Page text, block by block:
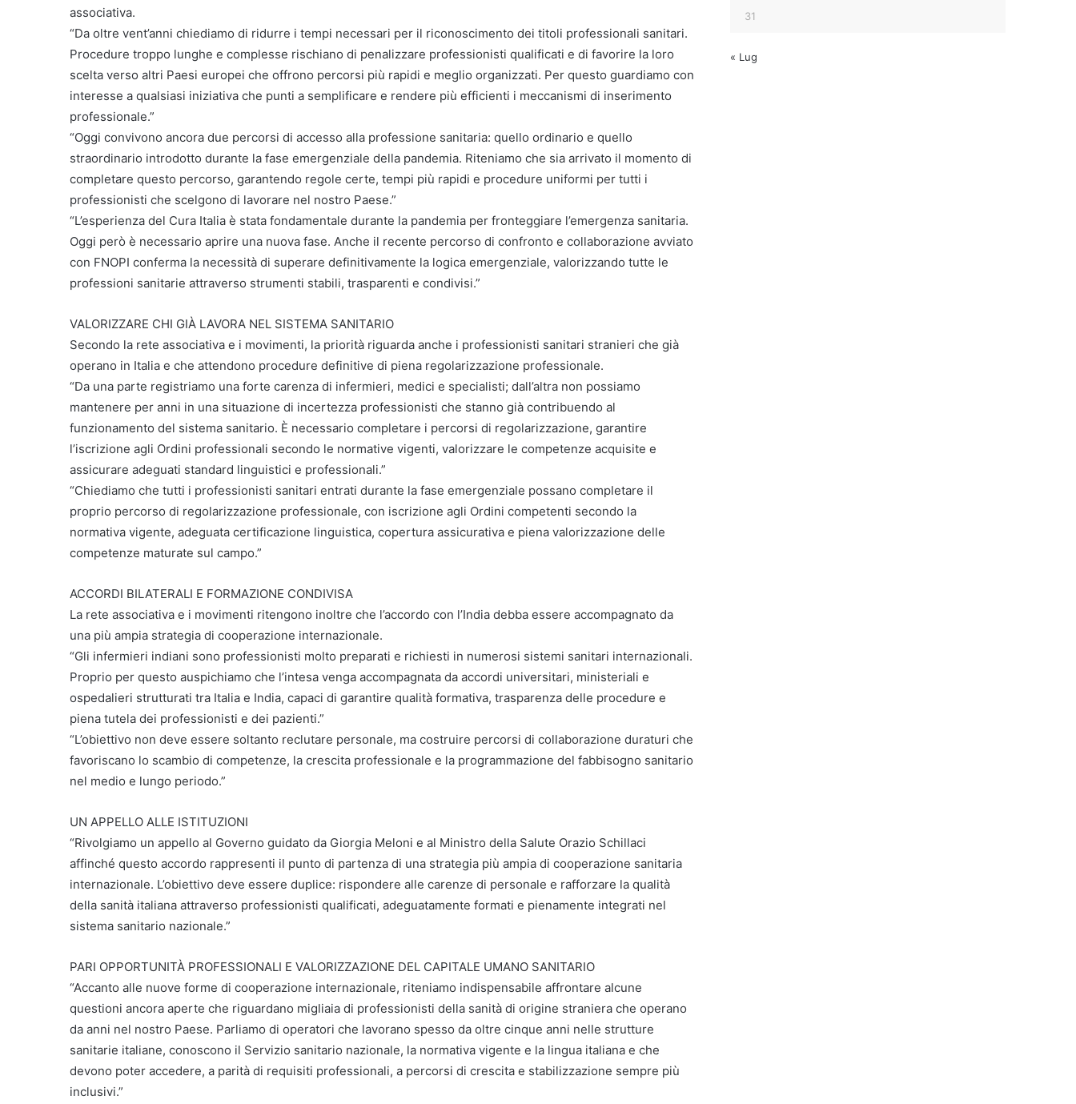
associativa.
“Da oltre vent’anni chiediamo di ridurre i tempi necessari per il riconoscimento dei titoli professionali sanitari.
Procedure troppo lunghe e complesse rischiano di penalizzare professionisti qualificati e di favorire la loro
scelta verso altri Paesi europei che offrono percorsi più rapidi e meglio organizzati. Per questo guardiamo con
interesse a qualsiasi iniziativa che punti a semplificare e rendere più efficienti i meccanismi di inserimento
professionale.”
“Oggi convivono ancora due percorsi di accesso alla professione sanitaria: quello ordinario e quello
straordinario introdotto durante la fase emergenziale della pandemia. Riteniamo che sia arrivato il momento di
completare questo percorso, garantendo regole certe, tempi più rapidi e procedure uniformi per tutti i
professionisti che scelgono di lavorare nel nostro Paese.”
“L’esperienza del Cura Italia è stata fondamentale durante la pandemia per fronteggiare l’emergenza sanitaria.
Oggi però è necessario aprire una nuova fase. Anche il recente percorso di confronto e collaborazione avviato
con FNOPI conferma la necessità di superare definitivamente la logica emergenziale, valorizzando tutte le
professioni sanitarie attraverso strumenti stabili, trasparenti e condivisi.”
VALORIZZARE CHI GIÀ LAVORA NEL SISTEMA SANITARIO
Secondo la rete associativa e i movimenti, la priorità riguarda anche i professionisti sanitari stranieri che già
operano in Italia e che attendono procedure definitive di piena regolarizzazione professionale.
“Da una parte registriamo una forte carenza di infermieri, medici e specialisti; dall’altra non possiamo
mantenere per anni in una situazione di incertezza professionisti che stanno già contribuendo al
funzionamento del sistema sanitario. È necessario completare i percorsi di regolarizzazione, garantire
l’iscrizione agli Ordini professionali secondo le normative vigenti, valorizzare le competenze acquisite e
assicurare adeguati standard linguistici e professionali.”
“Chiediamo che tutti i professionisti sanitari entrati durante la fase emergenziale possano completare il
proprio percorso di regolarizzazione professionale, con iscrizione agli Ordini competenti secondo la
normativa vigente, adeguata certificazione linguistica, copertura assicurativa e piena valorizzazione delle
competenze maturate sul campo.”
ACCORDI BILATERALI E FORMAZIONE CONDIVISA
La rete associativa e i movimenti ritengono inoltre che l’accordo con l’India debba essere accompagnato da
una più ampia strategia di cooperazione internazionale.
“Gli infermieri indiani sono professionisti molto preparati e richiesti in numerosi sistemi sanitari internazionali.
Proprio per questo auspichiamo che l’intesa venga accompagnata da accordi universitari, ministeriali e
ospedalieri strutturati tra Italia e India, capaci di garantire qualità formativa, trasparenza delle procedure e
piena tutela dei professionisti e dei pazienti.”
“L’obiettivo non deve essere soltanto reclutare personale, ma costruire percorsi di collaborazione duraturi che
favoriscano lo scambio di competenze, la crescita professionale e la programmazione del fabbisogno sanitario
nel medio e lungo periodo.”
UN APPELLO ALLE ISTITUZIONI
“Rivolgiamo un appello al Governo guidato da Giorgia Meloni e al Ministro della Salute Orazio Schillaci
affinché questo accordo rappresenti il punto di partenza di una strategia più ampia di cooperazione sanitaria
internazionale. L’obiettivo deve essere duplice: rispondere alle carenze di personale e rafforzare la qualità
della sanità italiana attraverso professionisti qualificati, adeguatamente formati e pienamente integrati nel
sistema sanitario nazionale.”
PARI OPPORTUNITÀ PROFESSIONALI E VALORIZZAZIONE DEL CAPITALE UMANO SANITARIO
“Accanto alle nuove forme di cooperazione internazionale, riteniamo indispensabile affrontare alcune
questioni ancora aperte che riguardano migliaia di professionisti della sanità di origine straniera che operano
da anni nel nostro Paese. Parliamo di operatori che lavorano spesso da oltre cinque anni nelle strutture
sanitarie italiane, conoscono il Servizio sanitario nazionale, la normativa vigente e la lingua italiana e che
devono poter accedere, a parità di requisiti professionali, a percorsi di crescita e stabilizzazione sempre più
inclusivi.”
31
« Lug